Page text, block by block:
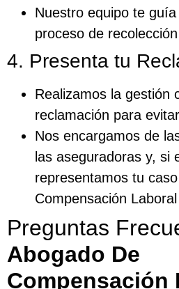
Nuestro equipo te
proceso de
4. Presenta tu
Realizamos la gestión
reclamación para
Nos encargamos de
las aseguradoras y, si
representamos tu
Compensación
Preguntas
Abogado De
Compensación